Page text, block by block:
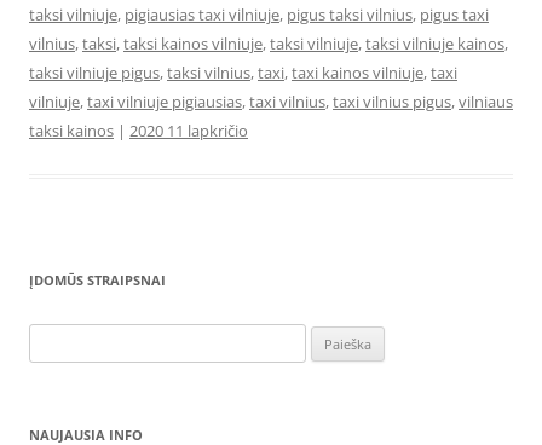
taksi vilniuje, pigiausias taxi vilniuje, pigus taksi vilnius, pigus taxi
vilnius,taksi,taksi kainos vilniuje,taksi vilniuje,taksi vilniuje kainos,
taksi vilniuje pigus,taksi vilnius,taxi,taxi kainos vilniuje,taxi
vilniuje,taxi vilniuje pigiausias,taxi vilnius,taxi vilnius pigus,vilniaus
taksi kainos | 2020 11 lapkričio
ĮDOMŪS STRAIPSNAI
NAUJAUSIA INFO